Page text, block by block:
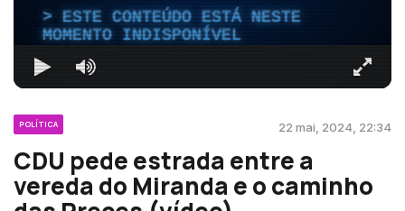
ESTE CONTEÚDO ESTÁ NESTE
MOMENTO INDISPONÍVEL
POLÍTICA 22 mai, 2024, 22:34
CDU pede estrada entre a
vereda do Miranda e o caminho